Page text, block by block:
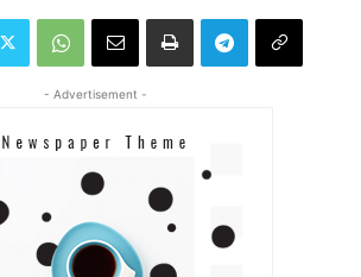
- Advertisement -